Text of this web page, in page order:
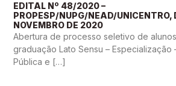
EDITAL Nº 48/2020 –
PROPESP/NUPG/NEAD/UNICENTRO,
NOVEMBRO DE 2020
Abertura de processo seletivo de
graduação Lato Sensu – Especialização
Pública e […]